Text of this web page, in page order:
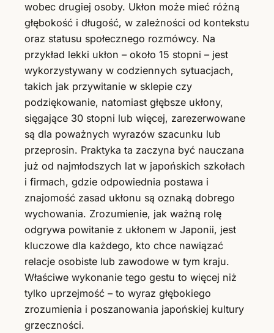
wobec drugiej osoby. Ukłon może mieć różną
głębokość i długość, w zależności od kontekstu
oraz statusu społecznego rozmówcy. Na
przykład lekki ukłon – około 15 stopni – jest
wykorzystywany w codziennych sytuacjach,
takich jak przywitanie w sklepie czy
podziękowanie, natomiast głębsze ukłony,
sięgające 30 stopni lub więcej, zarezerwowane
są dla poważnych wyrazów szacunku lub
przeprosin. Praktyka ta zaczyna być nauczana
już od najmłodszych lat w japońskich szkołach
i firmach, gdzie odpowiednia postawa i
znajomość zasad ukłonu są oznaką dobrego
wychowania. Zrozumienie, jak ważną rolę
odgrywa powitanie z ukłonem w Japonii, jest
kluczowe dla każdego, kto chce nawiązać
relacje osobiste lub zawodowe w tym kraju.
Właściwe wykonanie tego gestu to więcej niż
tylko uprzejmość – to wyraz głębokiego
zrozumienia i poszanowania japońskiej kultury
grzeczności.